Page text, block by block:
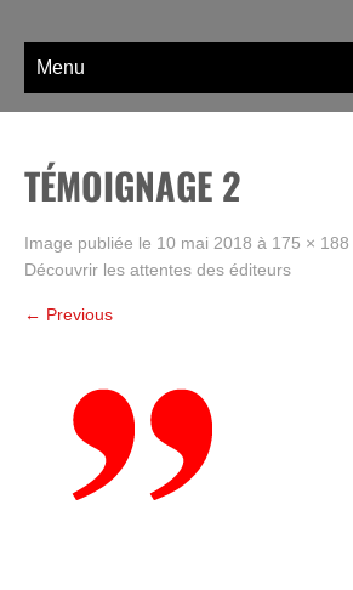
contentMenu
TÉMOIGNAGE 2
Image publiée le 10 mai 2018 à 175 × 188
Découvrir les attentes des éditeurs
← Previous